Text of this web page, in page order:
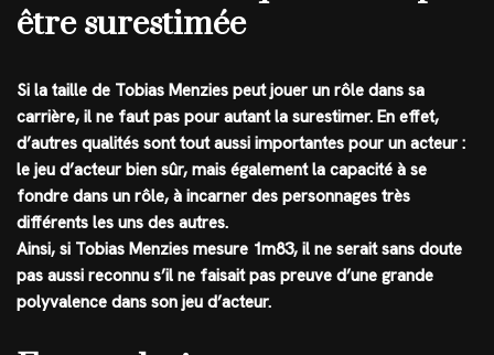
être surestimée
Si la taille de Tobias Menzies peut jouer un rôle dans sa
carrière, il ne faut pas pour autant la surestimer. En effet,
d’autres qualités sont tout aussi importantes pour un acteur :
le jeu d’acteur bien sûr, mais également la capacité à se
fondre dans un rôle, à incarner des personnages très
différents les uns des autres.
Ainsi, si Tobias Menzies mesure 1m83, il ne serait sans doute
pas aussi reconnu s’il ne faisait pas preuve d’une grande
polyvalence dans son jeu d’acteur.